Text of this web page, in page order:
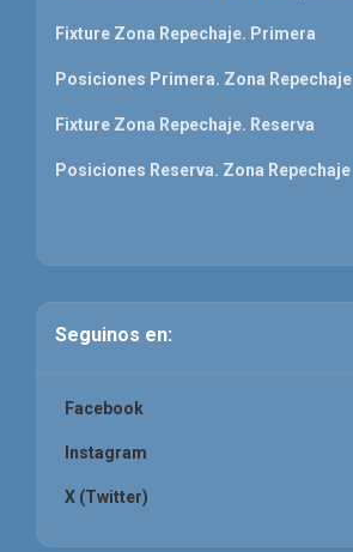
Fixture Zona Repechaje. Primera
Posiciones Primera. Zona Repechaje
Fixture Zona Repechaje. Reserva
Posiciones Reserva. Zona Repechaje
Seguinos en:
Facebook
Instagram
X (Twitter)